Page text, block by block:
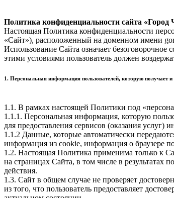
Политика конфиденциальности сайта «Город
Настоящая Политика конфиденциальности
«Сайт»), расположенный на доменном имени
Использование Сайта означает
этими условиями пользователь должен
1. Персональная информация пользователей, которую получает
1.1. В рамках настоящей Политики под
1.1.1. Персональная информация, которую
для предоставления сервисов (оказания
1.1.2 Данные, которые автоматически
информация из cookie, информация о браузере
1.2. Настоящая Политика применима только к
на страницах Сайта, в том числе в результатах
действия.
1.3. Сайт в общем случае не проверяет
из того, что пользователь предоставляет